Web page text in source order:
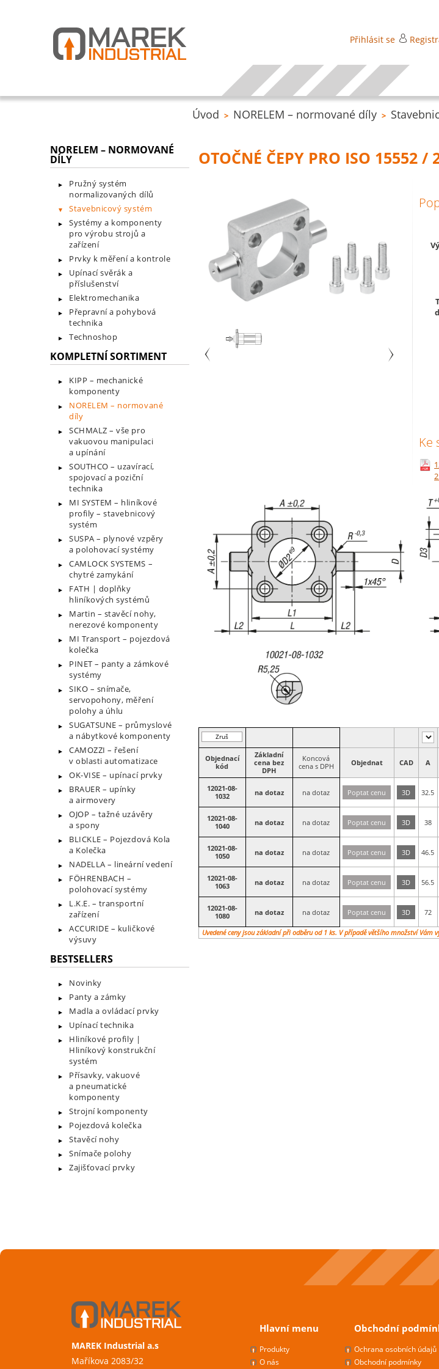
Přihlásit se
Úvod > NORELEM – normované díly >
NORELEM – NORMOVANÉ
DÍLY
Pružný systém
normalizovaných dílů
Stavebnicový systém
Systémy a komponenty
pro výrobu strojů a
zařízení
Prvky k měření a kontrole
Upínací svěrák a
příslušenství
Elektromechanika
Přepravní a pohybová
technika
Technoshop
KOMPLETNÍ SORTIMENT
KIPP – mechanické
komponenty
NORELEM – normované
díly
SCHMALZ – vše pro
vakuovou manipulaci
a upínání
SOUTHCO – uzavírací,
spojovací a poziční
technika
MI SYSTEM – hliníkové
profily – stavebnicový
systém
SUSPA – plynové vzpěry
a polohovací systémy
CAMLOCK SYSTEMS –
chytré zamykání
FATH | doplňky
hliníkových systémů
Martin – stavěcí nohy,
nerezové komponenty
MI Transport – pojezdová
kolečka
PINET – panty a zámkové
systémy
SIKO – snímače,
servopohony, měření
polohy a úhlu
SUGATSUNE – průmyslové
a nábytkové komponenty
CAMOZZI – řešení
v oblasti automatizace
OK-VISE – upínací prvky
BRAUER – upínky
a airmovery
OJOP – tažné uzávěry
a spony
BLICKLE – Pojezdová Kola
a Kolečka
NADELLA – lineární vedení
FÖHRENBACH –
polohovací systémy
L.K.E. – transportní
zařízení
ACCURIDE – kuličkové
výsuvy
BESTSELLERS
Novinky
Panty a zámky
Madla a ovládací prvky
Upínací technika
Hliníkové profily |
Hliníkový konstrukční
systém
Přísavky, vakuové
a pneumatické
komponenty
Strojní komponenty
Pojezdová kolečka
Stavěcí nohy
Snímače polohy
Zajišťovací prvky
OTOČNÉ ČEPY PRO ISO 15552 /
Ke
Zruš
filtr
Objednací
kód
Základní
cena bez
DPH
Koncová
cena s DPH
Objednat CAD A
12021-08-
1032
na dotaz na dotaz Poptat cenu 3D 32.5
12021-08-
1040
na dotaz na dotaz Poptat cenu 3D 38
12021-08-
1050
na dotaz na dotaz Poptat cenu 3D 46.5
12021-08-
1063
na dotaz na dotaz Poptat cenu 3D 56.5
12021-08-
1080
na dotaz na dotaz Poptat cenu 3D 72
Uvedené ceny jsou základní při odběru od 1 ks. V případě většího množství Vám
MAREK Industrial a.s
Maříkova 2083/32
Hlavní menu
Produkty
O nás
Obchodní
Ochrana osobních údajů
Obchodní podmínky